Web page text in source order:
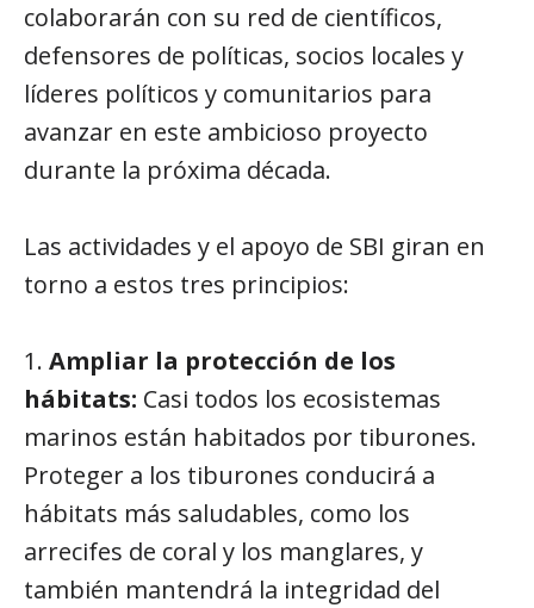
colaborarán con su red de científicos,
defensores de políticas, socios locales y
líderes políticos y comunitarios para
avanzar en este ambicioso proyecto
durante la próxima década.
Las actividades y el apoyo de SBI giran en
torno a estos tres principios:
1. Ampliar la protección de los
hábitats: Casi todos los ecosistemas
marinos están habitados por tiburones.
Proteger a los tiburones conducirá a
hábitats más saludables, como los
arrecifes de coral y los manglares, y
también mantendrá la integridad del